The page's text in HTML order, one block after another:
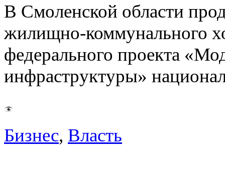
В Смоленской области
жилищно-коммунального
федерального проекта
инфраструктуры»
Бизнес, Власть